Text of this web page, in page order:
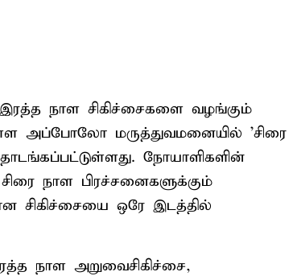
நாள சிகிச்சைகளை வழங்கும்
அப்போலோ மருத்துவமனையில் 'சிரை
நோயாளிகளின்
நாள பிரச்சனைகளுக்கும்
சிகிச்சையை ஒரே இடத்தில்
நாள அறுவைசிகிச்சை,